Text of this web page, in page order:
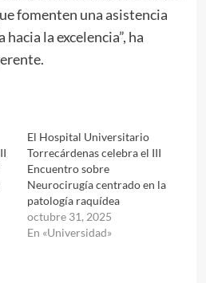
fomenten una asistencia
la excelencia”, ha
El Hospital Universitario
Torrecárdenas celebra el III
Encuentro sobre
Neurocirugía centrado en la
patología raquídea
octubre 31, 2025
En «Universidad»